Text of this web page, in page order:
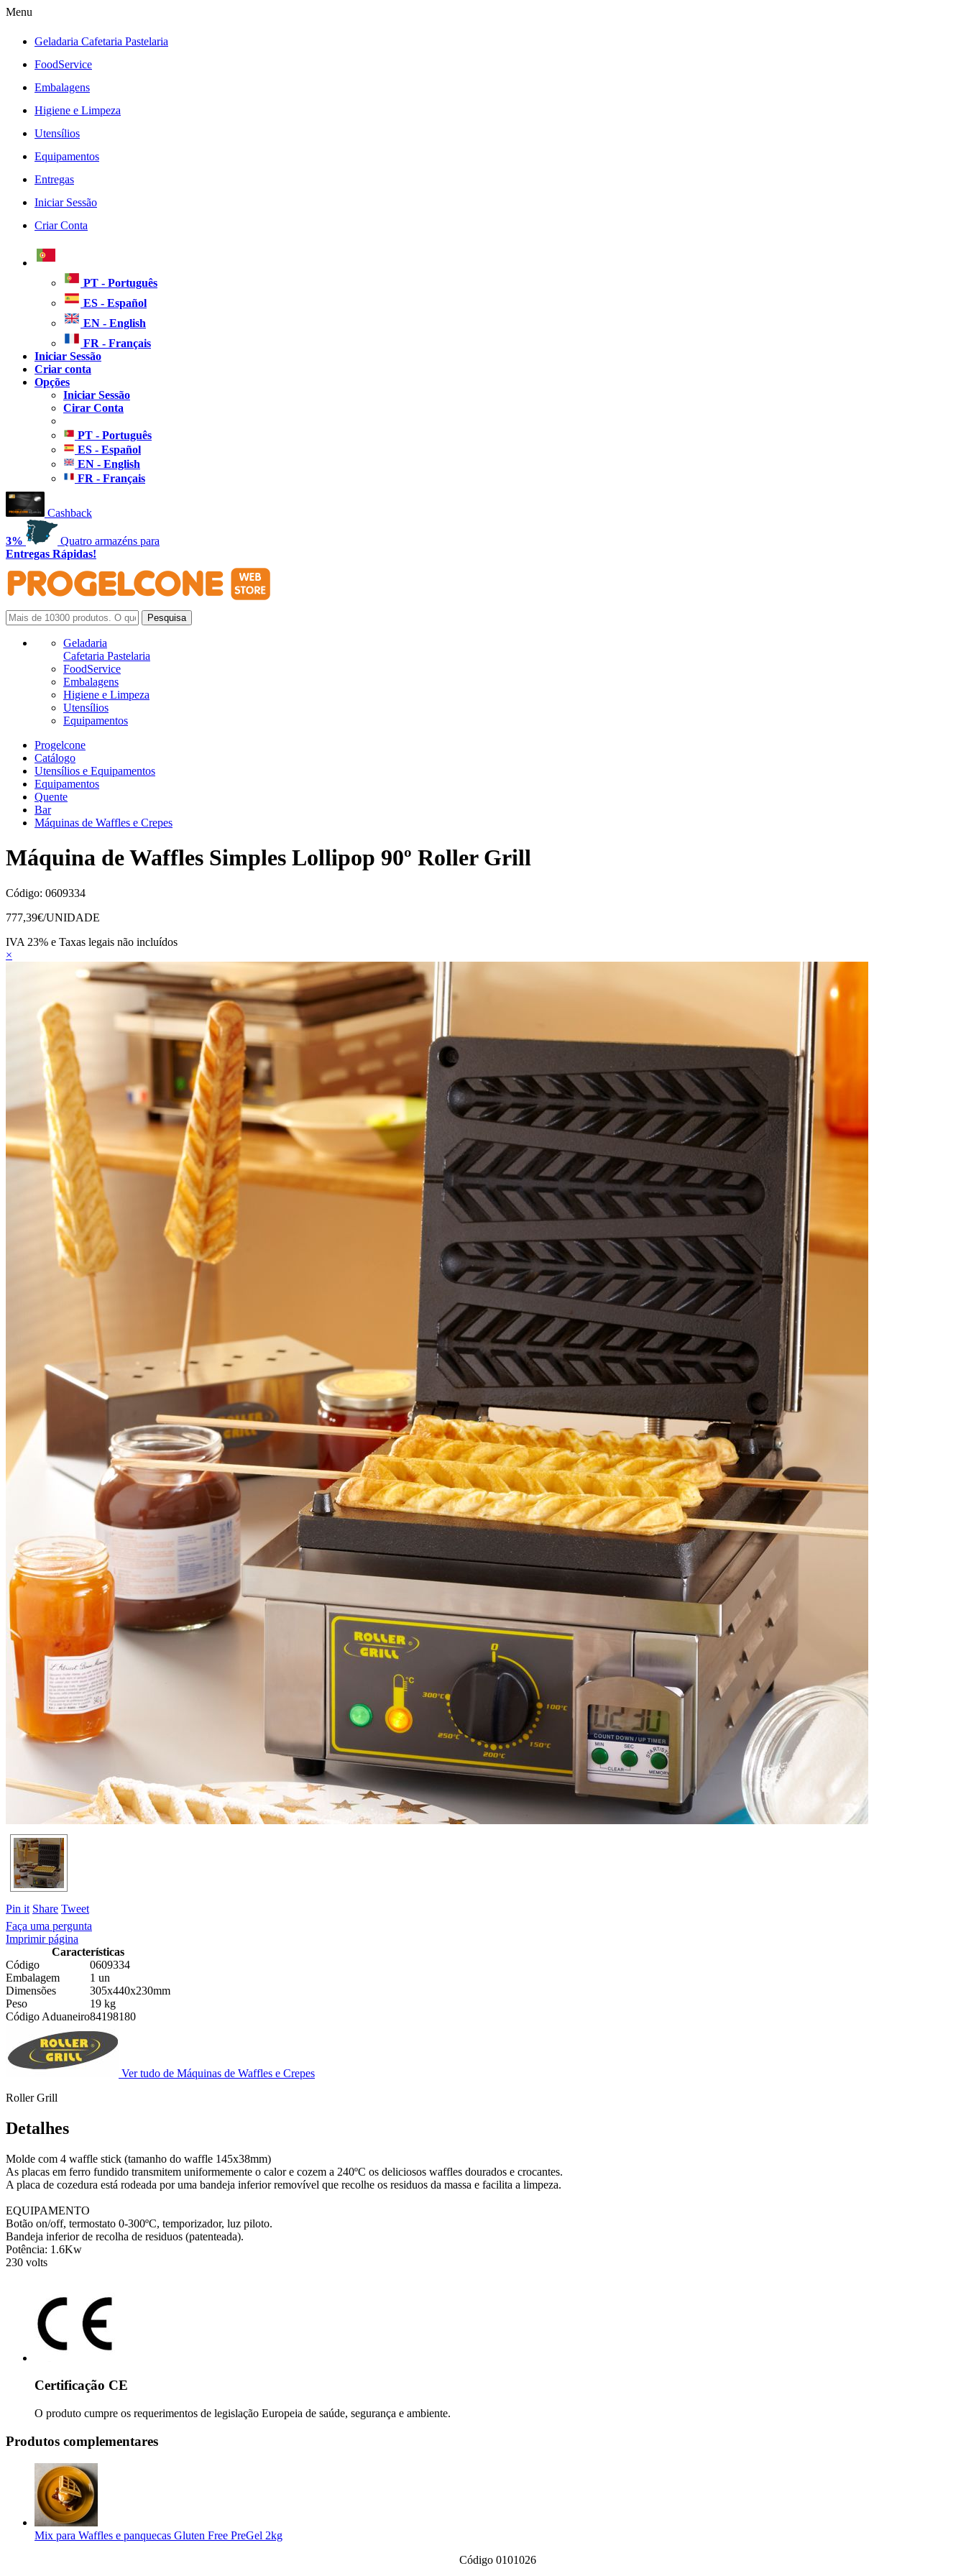
Menu
Geladaria Cafetaria Pastelaria
FoodService
Embalagens
Higiene e Limpeza
Utensílios
Equipamentos
Entregas
Iniciar Sessão
Criar Conta
PT - Português
ES - Español
EN - English
FR - Français
Iniciar Sessão
Criar conta
Opções
Iniciar Sessão
Cirar Conta
PT - Português
ES - Español
EN - English
FR - Français
Cashback
3%
Quatro armazéns para
Entregas Rápidas!
Geladaria
Cafetaria Pastelaria
FoodService
Embalagens
Higiene e Limpeza
Utensílios
Equipamentos
Progelcone
Catálogo
Utensílios e Equipamentos
Equipamentos
Quente
Bar
Máquinas de Waffles e Crepes
Máquina de Waffles Simples Lollipop 90º Roller Grill
Código: 0609334
777,39€/UNIDADE
IVA 23% e Taxas legais não incluídos
×
Pin it Share Tweet
Faça uma pergunta
Imprimir página
Características
Código
0609334
Embalagem
1 un
Dimensões
305x440x230mm
Peso
19 kg
Código Aduaneiro84198180
Ver tudo de Máquinas de Waffles e Crepes
Roller Grill
Detalhes
Molde com 4 waffle stick (tamanho do waffle 145x38mm)
As placas em ferro fundido transmitem uniformemente o calor e cozem a 240ºC os deliciosos waffles dourados e crocantes.
A placa de cozedura está rodeada por uma bandeja inferior removível que recolhe os residuos da massa e facilita a limpeza.
EQUIPAMENTO
Botão on/off, termostato 0-300ºC, temporizador, luz piloto.
Bandeja inferior de recolha de residuos (patenteada).
Potência: 1.6Kw
230 volts
Certificação CE
O produto cumpre os requerimentos de legislação Europeia de saúde, segurança e ambiente.
Produtos complementares
Mix para Waffles e panquecas Gluten Free PreGel 2kg
Código 0101026